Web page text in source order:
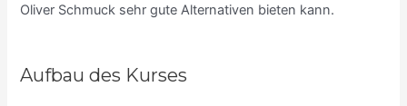
Oliver Schmuck sehr gute Alternativen bieten kann.
Aufbau des Kurses